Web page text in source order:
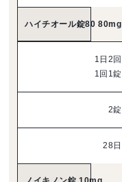
ハイチオール錠80 80mg
1日2回
1回1錠
2錠
28日